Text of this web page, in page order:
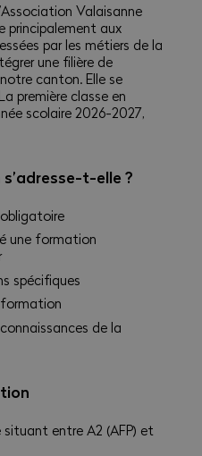
Valaisanne
principalement aux
par les métiers de la
une filière de
canton. Elle se
première classe en
scolaire 2026-2027,
t-elle ?
une formation
spécifiques
formation
de la
entre A2 (AFP) et